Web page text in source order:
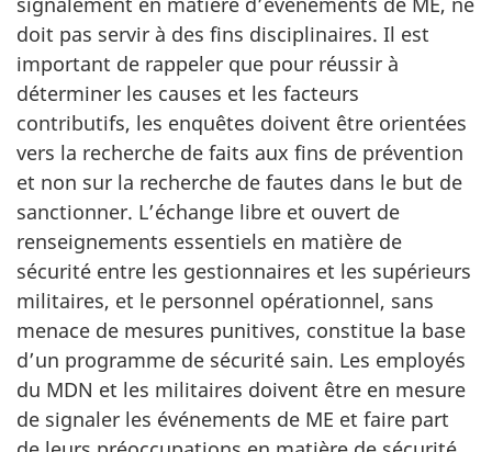
doit pas servir à des fins disciplinaires. Il est
important de rappeler que pour réussir à
déterminer les causes et les facteurs
contributifs, les enquêtes doivent être orientées
vers la recherche de faits aux fins de prévention
et non sur la recherche de fautes dans le but de
sanctionner. L’échange libre et ouvert de
renseignements essentiels en matière de
sécurité entre les gestionnaires et les supérieurs
militaires, et le personnel opérationnel, sans
menace de mesures punitives, constitue la base
d’un programme de sécurité sain. Les employés
du MDN et les militaires doivent être en mesure
de signaler les événements de ME et faire part